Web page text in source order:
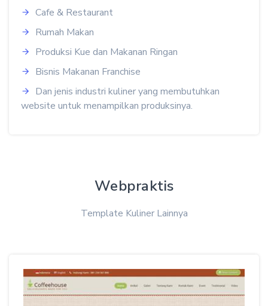
Cafe & Restaurant
Rumah Makan
Produksi Kue dan Makanan Ringan
Bisnis Makanan Franchise
Dan jenis industri kuliner yang membutuhkan
website untuk menampilkan produksinya.
Webpraktis
Template Kuliner Lainnya